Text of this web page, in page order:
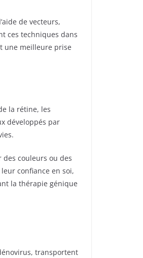
de vecteurs,
ces techniques dans
une meilleure prise
la rétine, les
développés par
couleurs ou des
confiance en soi,
la thérapie génique
transportent